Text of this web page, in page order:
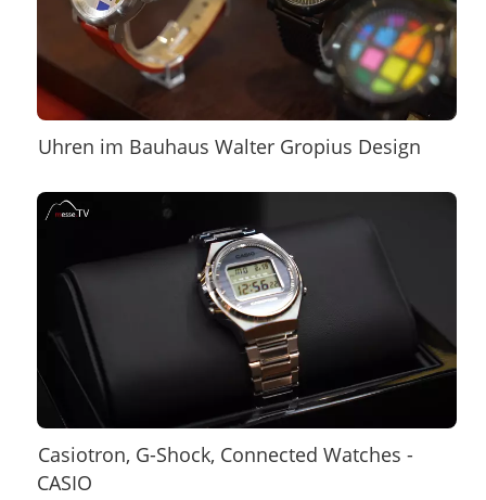
Uhren im Bauhaus Walter Gropius Design
Casiotron, G-Shock, Connected Watches -
CASIO